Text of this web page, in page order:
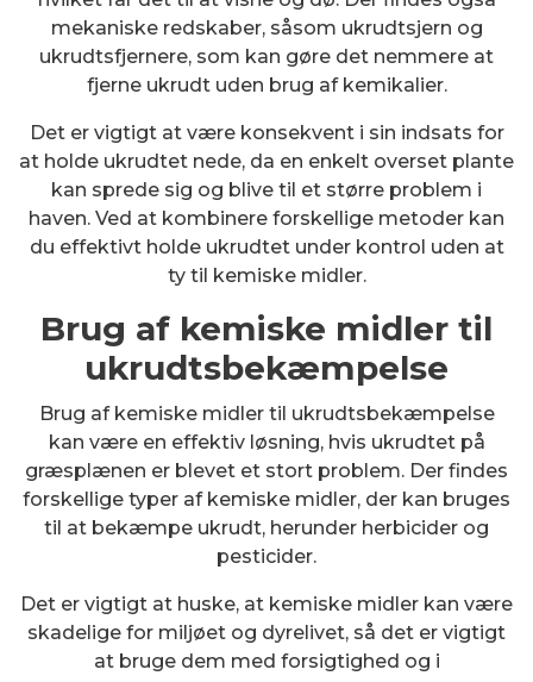
mekaniske redskaber, såsom ukrudtsjern og
ukrudtsfjernere, som kan gøre det nemmere at
fjerne ukrudt uden brug af kemikalier.
Det er vigtigt at være konsekvent i sin indsats for
at holde ukrudtet nede, da en enkelt overset plante
kan sprede sig og blive til et større problem i
haven. Ved at kombinere forskellige metoder kan
du effektivt holde ukrudtet under kontrol uden at
ty til kemiske midler.
Brug af kemiske midler til
ukrudtsbekæmpelse
Brug af kemiske midler til ukrudtsbekæmpelse
kan være en effektiv løsning, hvis ukrudtet på
græsplænen er blevet et stort problem. Der findes
forskellige typer af kemiske midler, der kan bruges
til at bekæmpe ukrudt, herunder herbicider og
pesticider.
Det er vigtigt at huske, at kemiske midler kan være
skadelige for miljøet og dyrelivet, så det er vigtigt
at bruge dem med forsigtighed og i